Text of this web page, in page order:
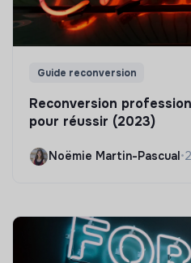
Guide reconversion
Reconversion
pour réussir (2023)
Noëmie Martin-Pascual •